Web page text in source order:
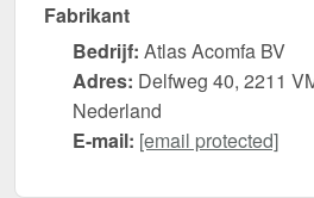
Fabrikant
Bedrijf: Atlas Acomfa BV
Adres: Delfweg 40, 2211
Nederland
E-mail: [email protected]